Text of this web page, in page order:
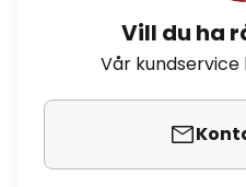
Vill du ha
Vår